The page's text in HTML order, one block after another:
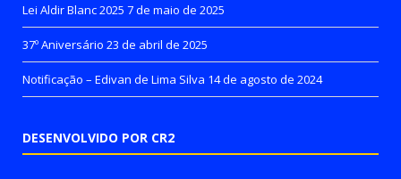
Lei Aldir Blanc 2025 7 de maio de 2025
37º Aniversário 23 de abril de 2025
Notificação – Edivan de Lima Silva 14 de agosto de 2024
DESENVOLVIDO POR CR2